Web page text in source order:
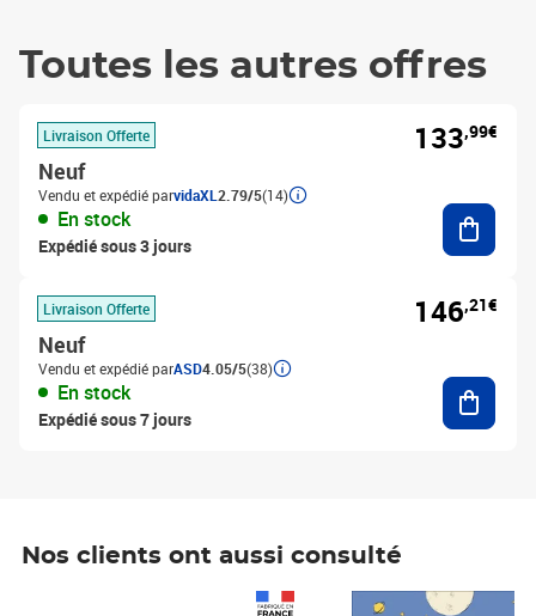
Toutes les autres offres
Livraison Offerte
Neuf
Vendu et expédié parvidaXL 2.79/5(14)
En stock
Expédié sous 3 jours
133,99€
Livraison Offerte
Neuf
Vendu et expédié parASD4.05/5(38)
En stock
Expédié sous 7 jours
146,21€
Nos clients ont aussi consulté
Prix 7,50€